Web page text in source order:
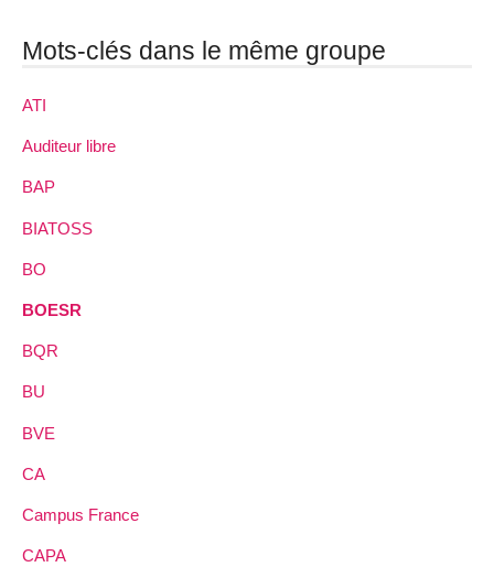
Mots-clés dans le même groupe
ATI
Auditeur libre
BAP
BIATOSS
BO
BOESR
BQR
BU
BVE
CA
Campus France
CAPA